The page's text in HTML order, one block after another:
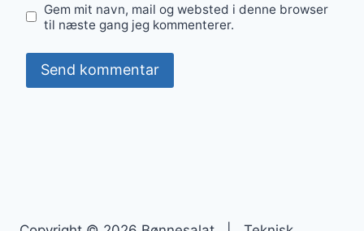
Gem mit navn, mail og websted i denne browser
til næste gang jeg kommenterer.